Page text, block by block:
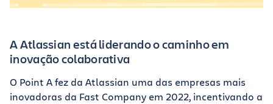
A Atlassian está liderando o caminho em
inovação colaborativa
O Point A fez da Atlassian uma das empresas mais
inovadoras da Fast Company em 2022, incentivando a